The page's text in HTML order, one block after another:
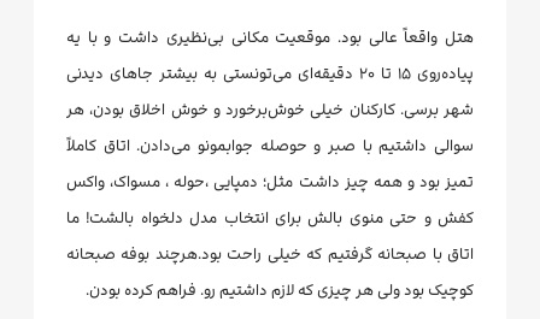
هتل واقعاً عالی بود. موقعیت مکانی بی‌نظیری داشت و با یه
پیاده‌روی ۱۵ تا ۲۰ دقیقه‌ای می‌تونستی به بیشتر جاهای دیدنی
شهر برسی. کارکنان خیلی خوش‌برخورد و خوش اخلاق بودن، هر
سوالی داشتیم با صبر و حوصله جوابمونو می‌دادن. اتاق کاملاً
تمیز بود و همه چیز داشت مثل؛ دمپایی ،حوله ، مسواک، واکس
کفش و حتی منوی بالش برای انتخاب مدل دلخواه بالشت! ما
اتاق با صبحانه گرفتیم که خیلی راحت بود.هرچند بوفه صبحانه
کوچیک بود ولی هر چیزی که لازم داشتیم رو. فراهم کرده بودن.